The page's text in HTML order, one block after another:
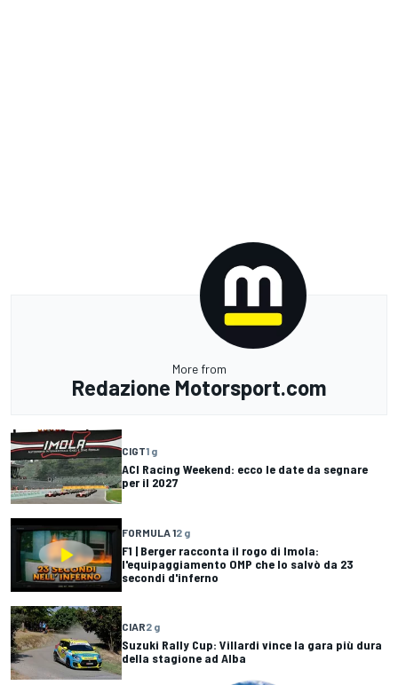
More from
Redazione Motorsport.com
CIGT1 g
ACI Racing Weekend: ecco le date da segnare
per il 2027
FORMULA 12 g
F1 | Berger racconta il rogo di Imola:
l'equipaggiamento OMP che lo salvò da 23
secondi d'inferno
CIAR2 g
Suzuki Rally Cup: Villardi vince la gara più dura
della stagione ad Alba